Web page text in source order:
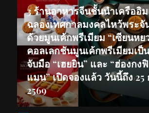
3 ร้านอาหารจีนชั้นนำเครืออิ
ฉลองเทศกาลมงคลไหว้พระจั
ด้วยมูนเค้กพรีเมียม “เซียนหย
คอลเลกชันมูนเค้กพรีเมียมเป็
จับมือ “เฮยยิน” และ “ฮ่องกง
แมน” เปิดจองแล้ว วันนี้ถึง 25
2569